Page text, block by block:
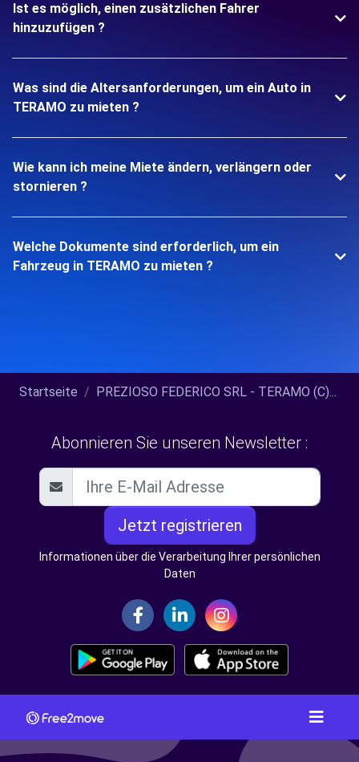
Ist es möglich, einen zusätzlichen Fahrer
hinzuzufügen ?
Was sind die Altersanforderungen, um ein Auto in
TERAMO zu mieten ?
Wie kann ich meine Miete ändern, verlängern oder
stornieren ?
Welche Dokumente sind erforderlich, um ein
Fahrzeug in TERAMO zu mieten ?
Startseite PREZIOSO FEDERICO SRL - TERAMO (C)...
Abonnieren Sie unseren Newsletter :
Jetzt registrieren
Informationen über die Verarbeitung Ihrer persönlichen
Daten